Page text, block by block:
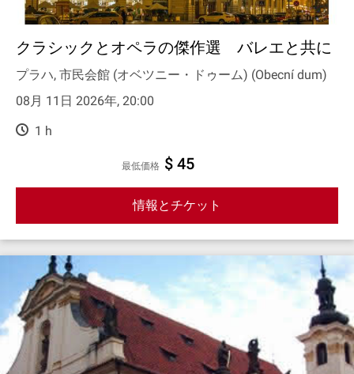
クラシックとオペラの傑作選 バレエと共に
プラハ, 市民会館 (オベツニー・ドゥーム) (Obecní dum)
08月 11日 2026年, 20:00
1 h
最低価格 $ 45
情報とチケット